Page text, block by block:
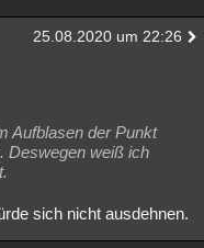
25.08.2020 um 22:26
Aufblasen der Punkt
Deswegen weiß ich
sich nicht ausdehnen.